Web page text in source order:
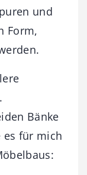
und
Form,
Bänke
es für mich